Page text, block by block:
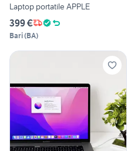
Laptop portatile APPLE
399 €
Bari(BA)